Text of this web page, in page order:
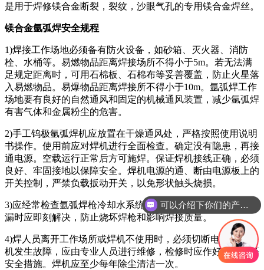
是用于焊修镁合金断裂，裂纹，沙眼气孔的专用镁合金焊丝。
镁合金氩弧焊安全规程
1)焊接工作场地必须备有防火设备，如砂箱、灭火器、消防
栓、水桶等。易燃物品距离焊接场所不得小于5m。若无法满
足规定距离时，可用石棉板、石棉布等妥善覆盖，防止火星落
入易燃物品。易爆物品距离焊接所不得小于10m。氩弧焊工作
场地要有良好的自然通风和固定的机械通风装置，减少氩弧焊
有害气体和金属粉尘的危害。
2)手工钨极氩弧焊机应放置在干燥通风处，严格按照使用说明
书操作。使用前应对焊机进行全面检查。确定没有隐患，再接
通电源。空载运行正常后方可施焊。保证焊机接线正确，必须
良好、牢固接地以保障安全。焊机电源的通、断由电源板上的
开关控制，严禁负载扳动开关，以免形状触头烧损。
3)应经常检查氩弧焊枪冷却水系统的工作情况，发现堵塞或泄
漏时应即刻解决，防止烧坏焊枪和影响焊接质量。
4)焊人员离开工作场所或焊机不使用时，必须切断电源。若焊
机发生故障，应由专业人员进行维修，检修时应作好防电击等
安全措施。焊机应至少每年除尘清洁一次。
你们是怎么收费的呢